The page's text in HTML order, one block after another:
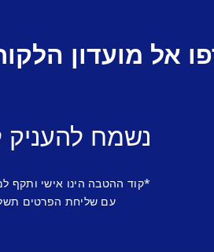
אל מועדון
נשמח
*קוד ההטבה הינו אישי ותקף
עם שליחת הפרטים